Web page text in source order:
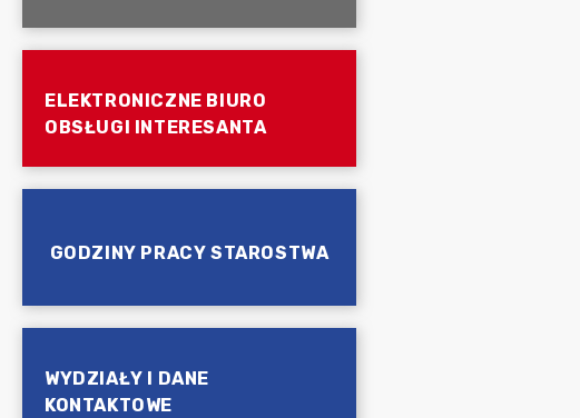
ELEKTRONICZNE BIURO
OBSŁUGI INTERESANTA
GODZINY PRACY STAROSTWA
WYDZIAŁY I DANE
KONTAKTOWE